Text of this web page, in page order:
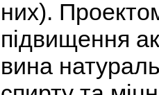
них).
підвищення
вина